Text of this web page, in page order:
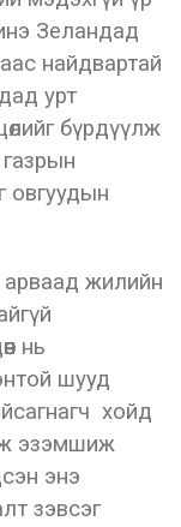
Зеландад
найдвартай
урт
бүрдүүлж
овгуудын
жилийн
нь
шууд
хойд
эзэмшиж
энэ
зэвсэг